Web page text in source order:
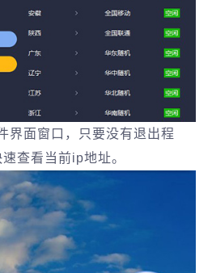
界面窗口，只要没有退出程
查看当前ip地址。